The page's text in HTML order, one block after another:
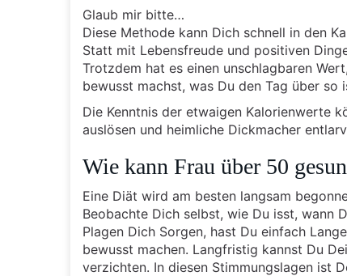
Glaub mir bitte…
Diese Methode kann Dich schnell in den
Statt mit Lebensfreude und positiven
Trotzdem hat es einen unschlagbaren
bewusst machst, was Du den Tag über so
Die Kenntnis der etwaigen Kalorienwerte
auslösen und heimliche Dickmacher
Wie kann Frau über 50
Eine Diät wird am besten langsam
Beobachte Dich selbst, wie Du isst, wann
Plagen Dich Sorgen, hast Du einfach
bewusst machen. Langfristig kannst Du
verzichten. In diesen Stimmungslagen ist